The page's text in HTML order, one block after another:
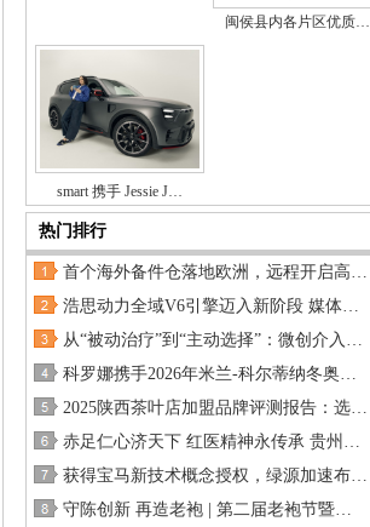
闽侯县内各片区优质…
smart 携手 Jessie J…
热门排行
首个海外备件仓落地欧洲，远程开启高…
浩思动力全域V6引擎迈入新阶段 媒体…
从“被动治疗”到“主动选择”：微创介入…
科罗娜携手2026年米兰-科尔蒂纳冬奥…
2025陕西茶叶店加盟品牌评测报告：选…
赤足仁心济天下 红医精神永传承 贵州…
获得宝马新技术概念授权，绿源加速布…
守陈创新 再造老袍 | 第二届老袍节暨…